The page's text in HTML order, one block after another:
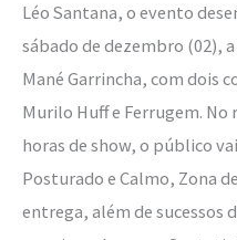
Léo Santana, o evento
sábado de dezembro (02),
Mané Garrincha, com dois
Murilo Huff e Ferrugem.
horas de show, o público
Posturado e Calmo, Zona
entrega, além de sucessos